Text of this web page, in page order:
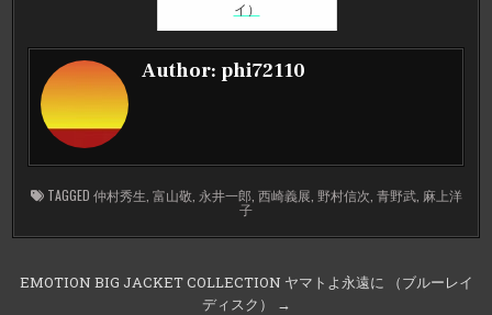
イ）
Author: phi72110
TAGGED 仲村秀生 富山敬 永井一郎 西崎義展 野村信次 青野武, 麻上洋
子
投
EMOTION BIG JACKET COLLECTION ヤマトよ永遠に （ブルーレイ
ディスク） →